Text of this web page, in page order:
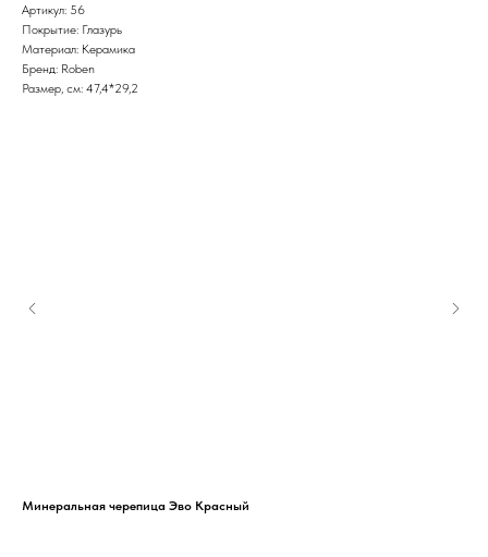
Артикул: 56
Покрытие: Глазурь
Материал: Керамика
Бренд: Roben
Размер, см: 47,4*29,2
Минеральная черепица Эво Красный